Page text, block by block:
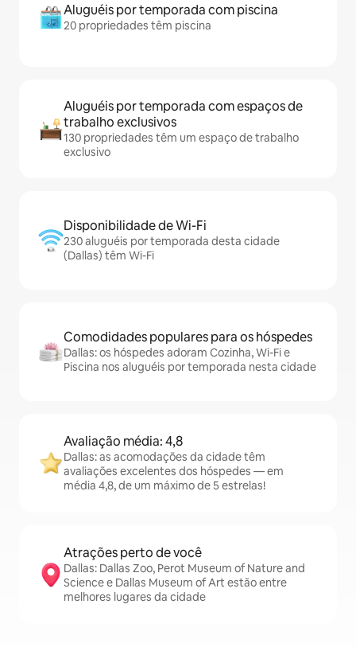
Aluguéis por temporada com piscina
20 propriedades têm piscina
Aluguéis por temporada com espaços de
trabalho exclusivos
130 propriedades têm um espaço de trabalho
exclusivo
Disponibilidade de Wi-Fi
230 aluguéis por temporada desta cidade
(Dallas) têm Wi-Fi
Comodidades populares para os hóspedes
Dallas: os hóspedes adoram Cozinha, Wi-Fi e
Piscina nos aluguéis por temporada nesta cidade
Avaliação média: 4,8
Dallas: as acomodações da cidade têm
avaliações excelentes dos hóspedes — em
média 4,8, de um máximo de 5 estrelas!
Atrações perto de você
Dallas: Dallas Zoo, Perot Museum of Nature and
Science e Dallas Museum of Art estão entre
melhores lugares da cidade